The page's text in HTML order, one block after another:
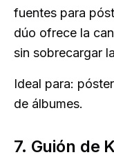
fuentes para
dúo ofrece la
sin sobrecargar
Ideal para:
de álbumes.
7. Guión de